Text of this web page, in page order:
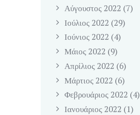
Αύγουστος 2022 (7)
Ιούλιος 2022 (29)
Ιούνιος 2022 (4)
Μάιος 2022 (9)
Απρίλιος 2022 (6)
Μάρτιος 2022 (6)
Φεβρουάριος 2022 (4)
Ιανουάριος 2022 (1)